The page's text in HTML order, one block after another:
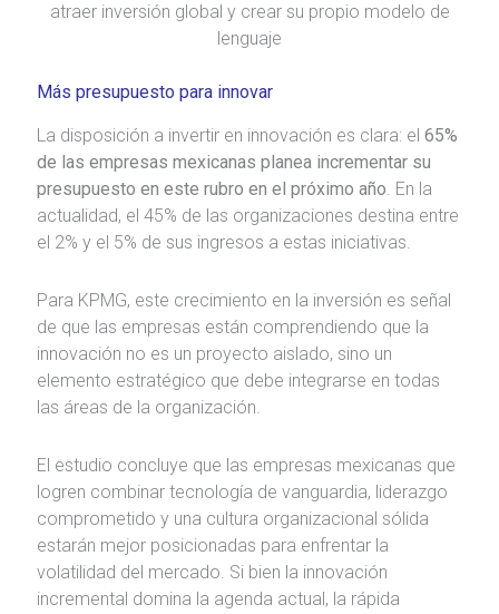
atraer inversión global y crear su propio modelo de
lenguaje
Más presupuesto para innovar
La disposición a invertir en innovación es clara: el 65%
de las empresas mexicanas planea incrementar su
presupuesto en este rubro en el próximo año. En la
actualidad, el 45% de las organizaciones destina entre
el 2% y el 5% de sus ingresos a estas iniciativas.
Para KPMG, este crecimiento en la inversión es señal
de que las empresas están comprendiendo que la
innovación no es un proyecto aislado, sino un
elemento estratégico que debe integrarse en todas
las áreas de la organización.
El estudio concluye que las empresas mexicanas que
logren combinar tecnología de vanguardia, liderazgo
comprometido y una cultura organizacional sólida
estarán mejor posicionadas para enfrentar la
volatilidad del mercado. Si bien la innovación
incremental domina la agenda actual, la rápida